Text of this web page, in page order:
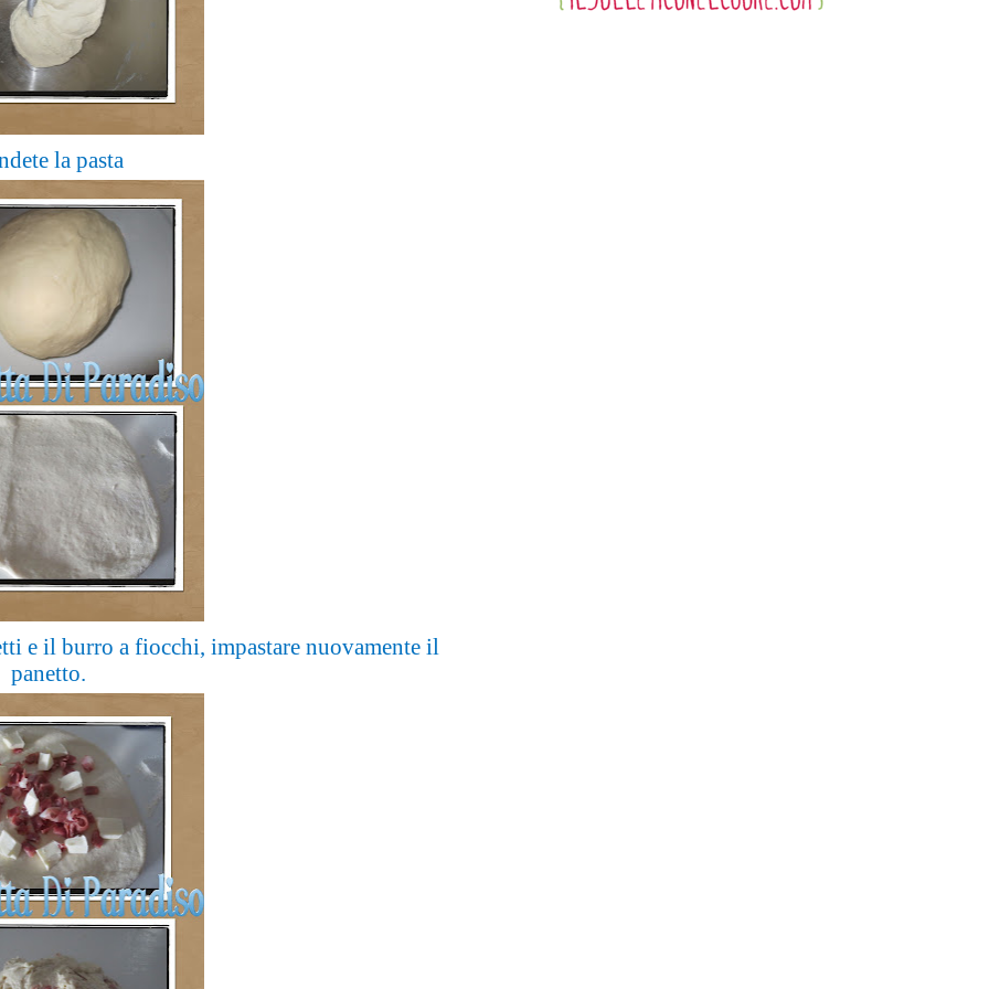
la pasta
e il burro a fiocchi, impastare nuovamente il
panetto.